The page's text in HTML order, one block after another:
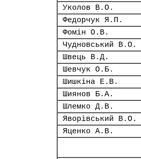
Уколов В.О.
Федорчук Я.П.
Фомін О.В.
Чудновський В.О.
Швець В.Д.
Шевчук О.Б.
Шишкіна Е.В.
Шиянов Б.А.
Шлемко Д.В.
Яворівський В.О.
Яценко А.В.